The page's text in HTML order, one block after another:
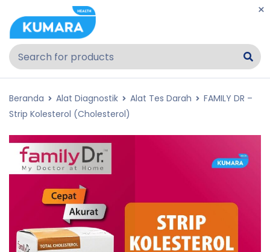
Beranda Alat Diagnostik Alat Tes Darah
FAMILY DR –
Strip Kolesterol (Cholesterol)